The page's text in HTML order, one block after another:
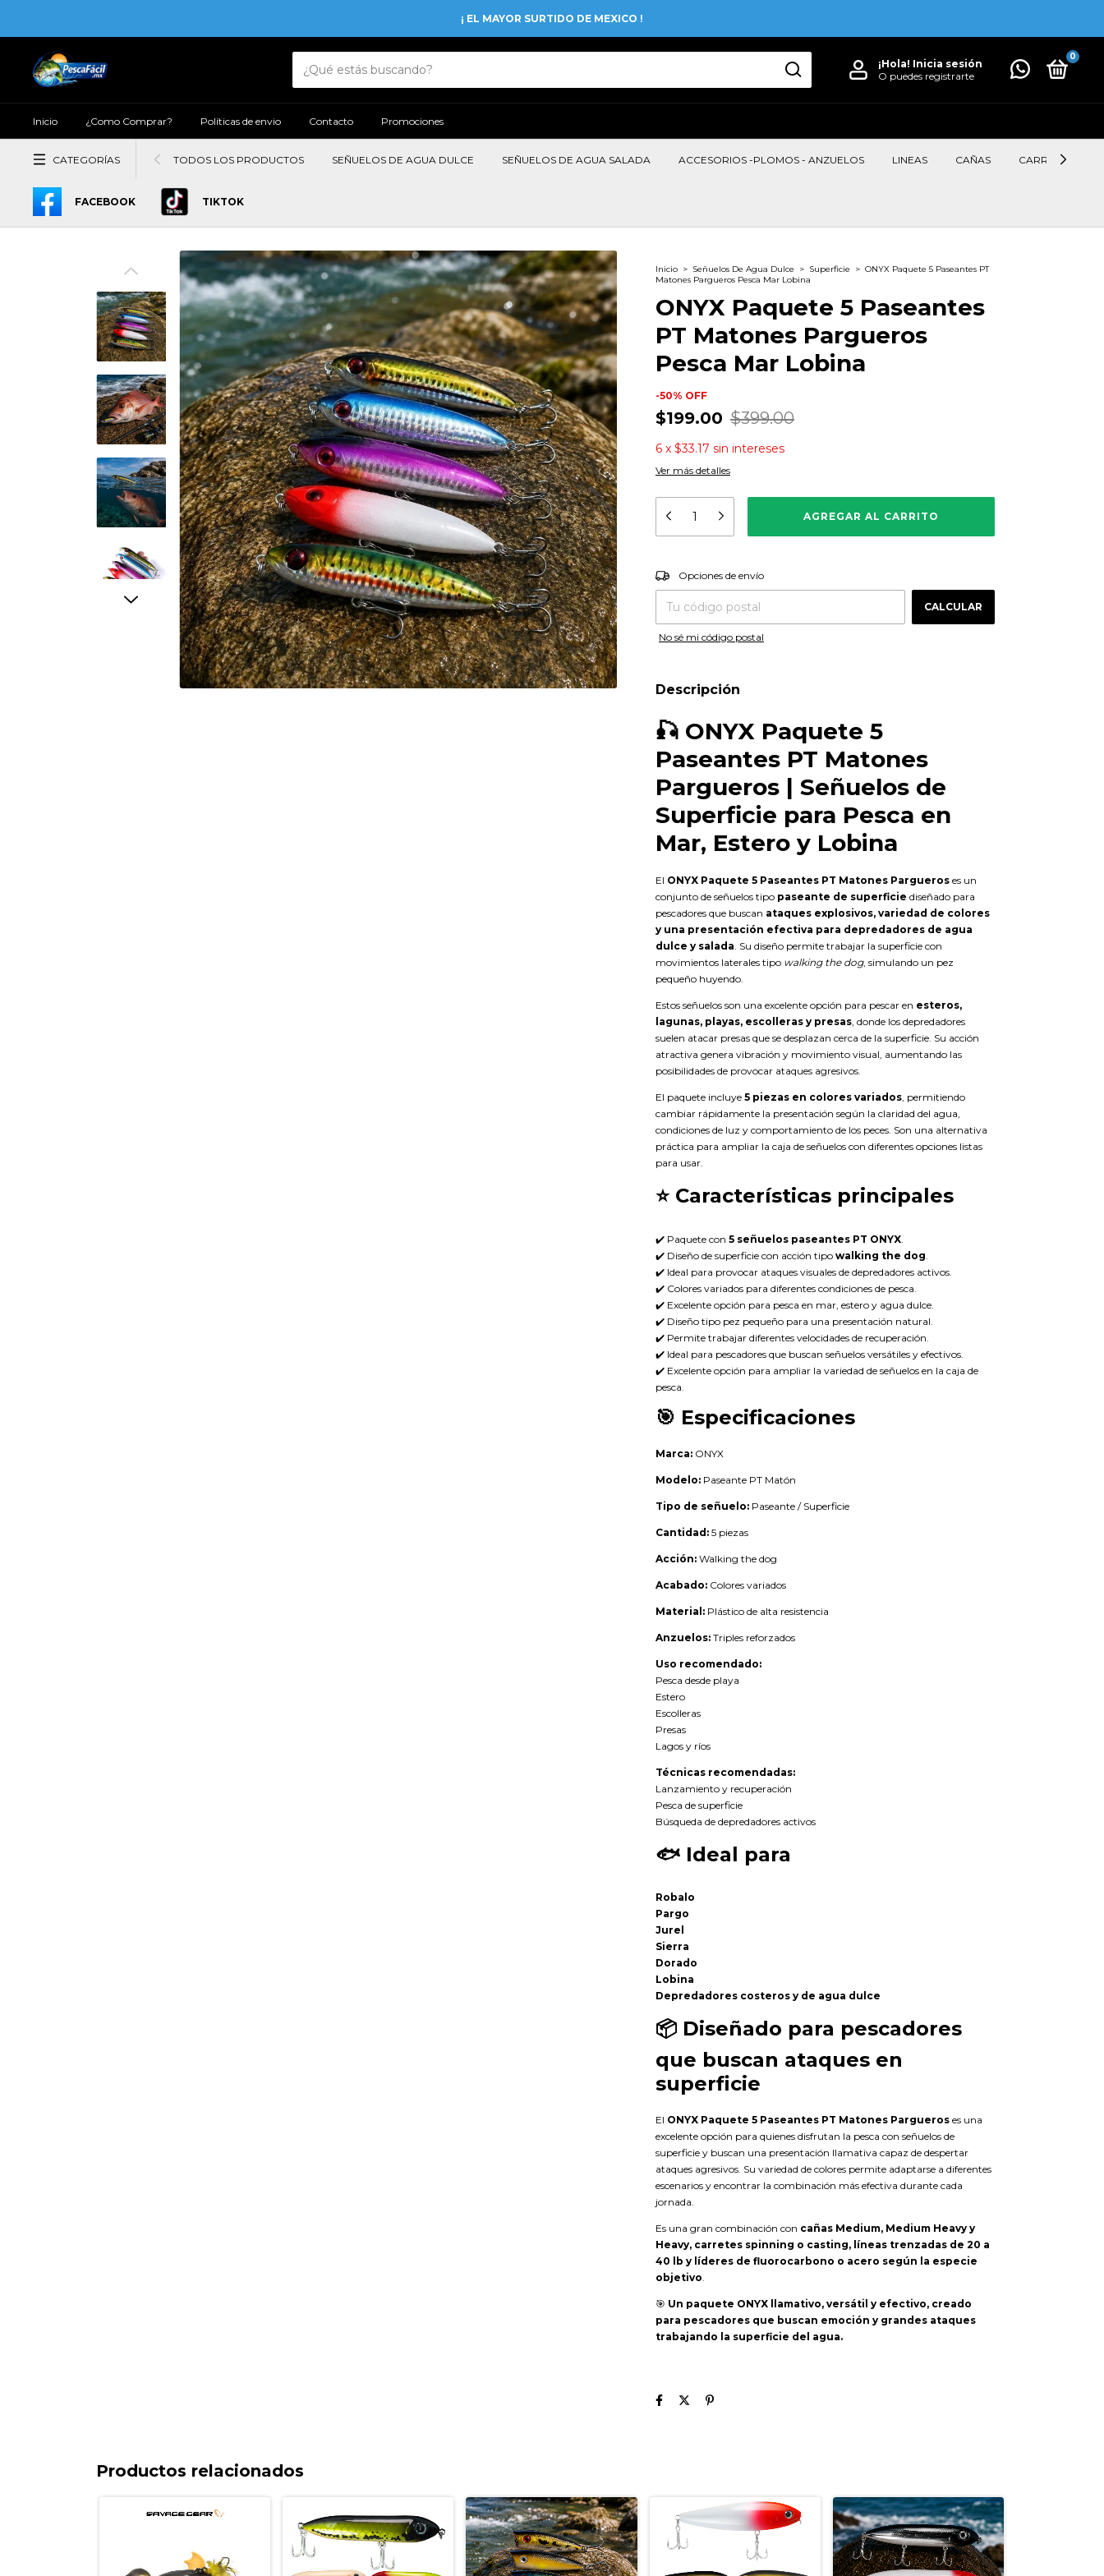
¡ EL MAYOR SURTIDO DE MEXICO !
¡Hola! Inicia sesión
O puedes registrarte
0
Inicio ¿Como Comprar? Políticas de envio Contacto Promociones
CATEGORÍAS TODOS LOS PRODUCTOS SEÑUELOS DE AGUA DULCE SEÑUELOS DE AGUA SALADA ACCESORIOS -PLOMOS - ANZUELOS LINEAS CAÑAS CARRETES
FACEBOOK TIKTOK
Inicio > Señuelos De Agua Dulce > Superficie > ONYX Paquete 5 Paseantes PT
Matones Pargueros Pesca Mar Lobina
ONYX Paquete 5 Paseantes
PT Matones Pargueros
Pesca Mar Lobina
-50% OFF
$199.00 $399.00
6 x $33.17 sin intereses
Ver más detalles
Entregas para el CP:
Opciones de envío
CALCULAR
No sé mi código postal
Descripción
🎣 ONYX Paquete 5
Paseantes PT Matones
Pargueros | Señuelos de
Superficie para Pesca en
Mar, Estero y Lobina
El ONYX Paquete 5 Paseantes PT Matones Pargueros es un
conjunto de señuelos tipo paseante de superficie diseñado para
pescadores que buscan ataques explosivos, variedad de colores
y una presentación efectiva para depredadores de agua
dulce y salada . Su diseño permite trabajar la superficie con
movimientos laterales tipo walking the dog, simulando un pez
pequeño huyendo.
Estos señuelos son una excelente opción para pescar en esteros,
lagunas, playas, escolleras y presas , donde los depredadores
suelen atacar presas que se desplazan cerca de la superficie. Su acción
atractiva genera vibración y movimiento visual, aumentando las
posibilidades de provocar ataques agresivos.
El paquete incluye 5 piezas en colores variados , permitiendo
cambiar rápidamente la presentación según la claridad del agua,
condiciones de luz y comportamiento de los peces. Son una alternativa
práctica para ampliar la caja de señuelos con diferentes opciones listas
para usar.
⭐ Características principales
✔️ Paquete con 5 señuelos paseantes PT ONYX
✔️ Diseño de superficie con acción tipo walking the dog
✔️ Ideal para provocar ataques visuales de depredadores activos.
✔️ Colores variados para diferentes condiciones de pesca.
✔️ Excelente opción para pesca en mar, estero y agua dulce.
✔️ Diseño tipo pez pequeño para una presentación natural.
✔️ Permite trabajar diferentes velocidades de recuperación.
✔️ Ideal para pescadores que buscan señuelos versátiles y efectivos.
✔️ Excelente opción para ampliar la variedad de señuelos en la caja de
pesca.
🎯 Especificaciones
Marca: ONYX
Modelo: Paseante PT Matón
Tipo de señuelo: Paseante / Superficie
Cantidad: 5 piezas
Acción: Walking the dog
Acabado: Colores variados
Material: Plástico de alta resistencia
Anzuelos: Triples reforzados
Uso recomendado:
Pesca desde playa
Estero
Escolleras
Presas
Lagos y ríos
Técnicas recomendadas:
Lanzamiento y recuperación
Pesca de superficie
Búsqueda de depredadores activos
🐟 Ideal para
Robalo
Pargo
Jurel
Sierra
Dorado
Lobina
Depredadores costeros y de agua dulce
📦 Diseñado para pescadores
que buscan ataques en
superficie
El ONYX Paquete 5 Paseantes PT Matones Pargueros es una
excelente opción para quienes disfrutan la pesca con señuelos de
superficie y buscan una presentación llamativa capaz de despertar
ataques agresivos. Su variedad de colores permite adaptarse a diferentes
escenarios y encontrar la combinación más efectiva durante cada
jornada.
Es una gran combinación con cañas Medium, Medium Heavy y
Heavy, carretes spinning o casting, líneas trenzadas de 20 a
40 lb y líderes de fluorocarbono o acero según la especie
objetivo.
🎯 Un paquete ONYX llamativo, versátil y efectivo, creado
para pescadores que buscan emoción y grandes ataques
trabajando la superficie del agua.
Productos relacionados